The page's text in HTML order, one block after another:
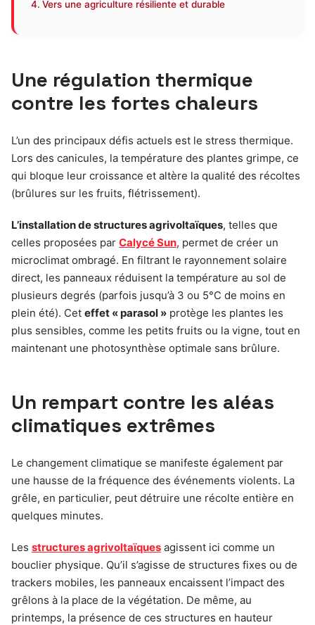
Vers une agriculture résiliente et durable
Une régulation thermique
contre les fortes chaleurs
L’un des principaux défis actuels est le stress thermique.
Lors des canicules, la température des plantes grimpe, ce
qui bloque leur croissance et altère la qualité des récoltes
(brûlures sur les fruits, flétrissement).
L’installation de structures agrivoltaïques, telles que
celles proposées par Calycé Sun, permet de créer un
microclimat ombragé. En filtrant le rayonnement solaire
direct, les panneaux réduisent la température au sol de
plusieurs degrés (parfois jusqu’à 3 ou 5°C de moins en
plein été). Cet effet « parasol » protège les plantes les
plus sensibles, comme les petits fruits ou la vigne, tout en
maintenant une photosynthèse optimale sans brûlure.
Un rempart contre les aléas
climatiques extrêmes
Le changement climatique se manifeste également par
une hausse de la fréquence des événements violents. La
grêle, en particulier, peut détruire une récolte entière en
quelques minutes.
Les structures agrivoltaïques agissent ici comme un
bouclier physique. Qu’il s’agisse de structures fixes ou de
trackers mobiles, les panneaux encaissent l’impact des
grêlons à la place de la végétation. De même, au
printemps, la présence de ces structures en hauteur